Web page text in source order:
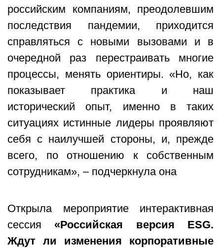
российским компаниям, преодолевшим
последствия пандемии, приходится
справляться с новыми вызовами и в
очередной раз перестраивать многие
процессы, менять ориентиры. «Но, как
показывает практика и наш
исторический опыт, именно в таких
ситуациях истинные лидеры проявляют
себя с наилучшей стороны, и, прежде
всего, по отношению к собственным
сотрудникам», – подчеркнула она
Открыла мероприятие интерактивная
сессия «Российская версия ESG.
Ждут ли изменения корпоративные